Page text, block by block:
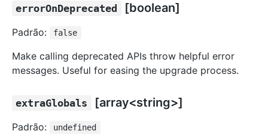
errorOnDeprecated [boolean]
Padrão: false
Make calling deprecated APIs throw helpful error
messages. Useful for easing the upgrade process.
extraGlobals [array<string>]
Padrão: undefined